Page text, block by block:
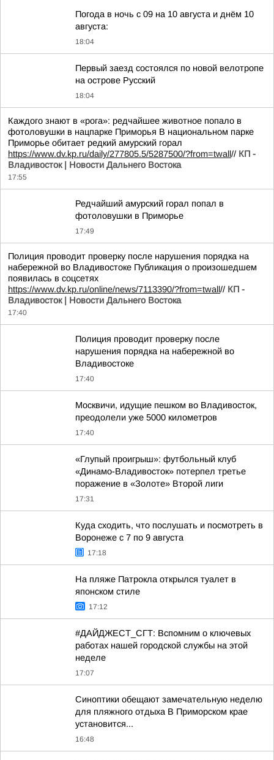
Погода в ночь с 09 на 10 августа и днём 10
августа:
18:04
Первый заезд состоялся по новой велотропе
на острове Русский
18:04
Каждого знают в «рога»: редчайшее животное попало в
фотоловушки в нацпарке Приморья В национальном парке
Приморье обитает редкий амурский горал
https://www.dv.kp.ru/daily/277805.5/5287500/?from=twall// КП -
Владивосток | Новости Дальнего Востока
17:55
Редчайший амурский горал попал в
фотоловушки в Приморье
17:49
Полиция проводит проверку после нарушения порядка на
набережной во Владивостоке Публикация о произошедшем
появилась в соцсетях
https://www.dv.kp.ru/online/news/7113390/?from=twall// КП -
Владивосток | Новости Дальнего Востока
17:40
Полиция проводит проверку после
нарушения порядка на набережной во
Владивостоке
17:40
Москвичи, идущие пешком во Владивосток,
преодолели уже 5000 километров
17:40
«Глупый проигрыш»: футбольный клуб
«Динамо-Владивосток» потерпел третье
поражение в «Золоте» Второй лиги
17:31
Куда сходить, что послушать и посмотреть в
Воронеже с 7 по 9 августа
17:18
На пляже Патрокла открылся туалет в
японском стиле
17:12
#ДАЙДЖЕСТ_СГТ: Вспомним о ключевых
работах нашей городской службы на этой
неделе
17:07
Синоптики обещают замечательную неделю
для пляжного отдыха В Приморском крае
установится...
16:48